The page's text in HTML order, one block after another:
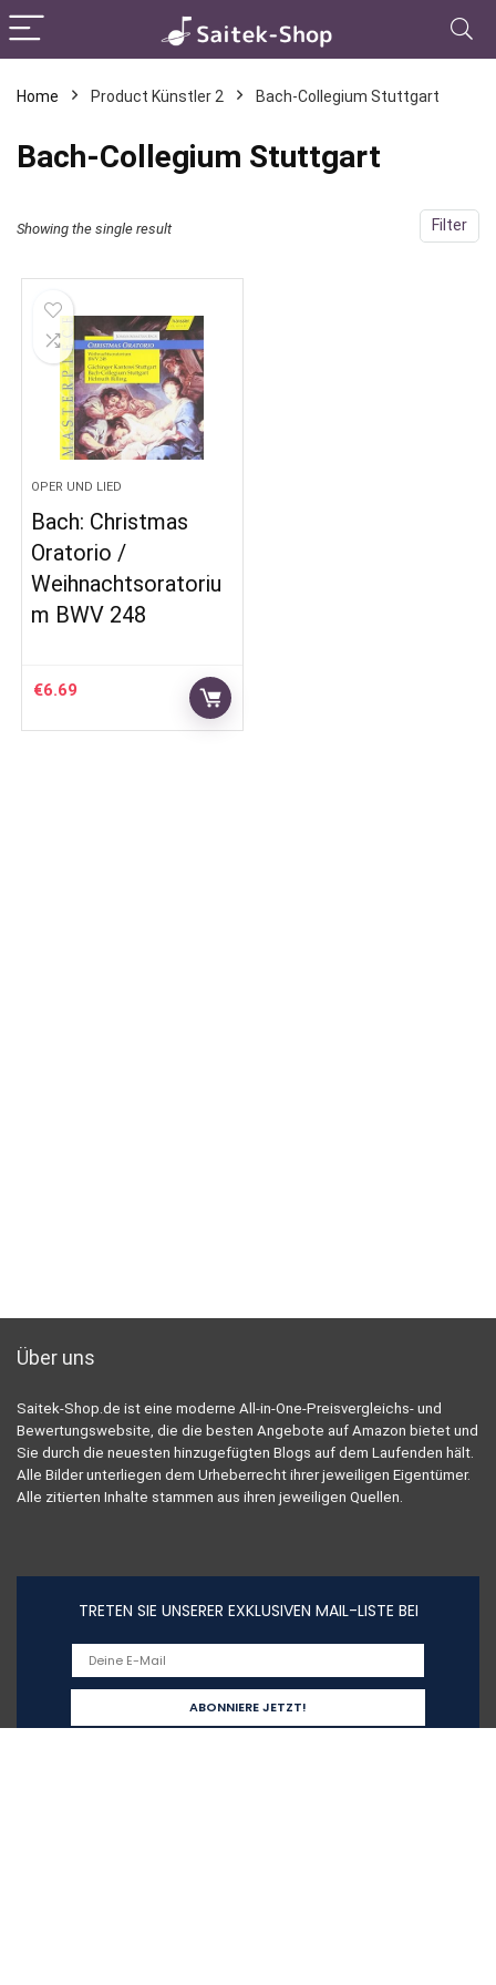
Home Product Künstler 2 Bach-Collegium Stuttgart
Bach-Collegium Stuttgart
Filter
Showing the single result
OPER UND LIED
Bach: Christmas
Oratorio /
Weihnachtsoratoriu
m BWV 248
€6.69
Über uns
Saitek-Shop.de ist eine moderne All-in-One-Preisvergleichs- und
Bewertungswebsite, die die besten Angebote auf Amazon bietet und
Sie durch die neuesten hinzugefügten Blogs auf dem Laufenden hält.
Alle Bilder unterliegen dem Urheberrecht ihrer jeweiligen Eigentümer.
Alle zitierten Inhalte stammen aus ihren jeweiligen Quellen.
TRETEN SIE UNSERER EXKLUSIVEN MAIL-LISTE BEI